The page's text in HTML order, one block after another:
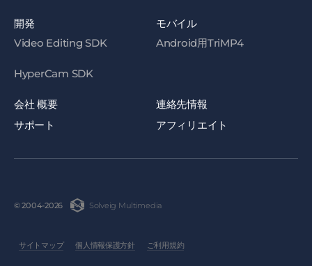
開発
Video Editing SDK
HyperCam SDK
モバイル
Android用TriMP4
会社 概要
連絡先情報
サポート
アフィリエイト
© 2004-2026 Solveig Multimedia
サイトマップ 個人情報保護方針 ご利用規約